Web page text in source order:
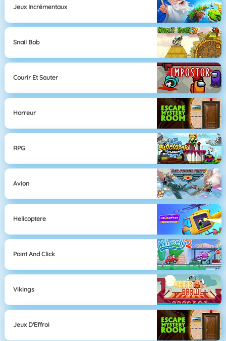
Jeux Incrémentaux
Snail Bob
Courir Et Sauter
Horreur
RPG
Avion
Helicoptere
Point And Click
Vikings
Jeux D'Effroi